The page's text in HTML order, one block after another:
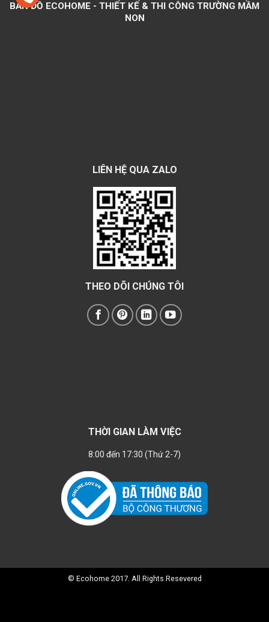
BẢN ĐỒ ECOHOME - THIẾT KẾ & THI CÔNG TRƯỜNG MẦM
NON
LIÊN HỆ QUA ZALO
THEO DÕI CHÚNG TÔI
THỜI GIAN LÀM VIỆC
8:00 đến 17:30 (Thứ 2-7)
© Ecohome 2017. All Rights Resevered